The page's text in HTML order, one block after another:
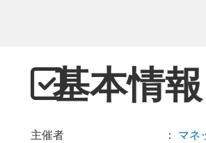
基本情報
主催者 ： マネ